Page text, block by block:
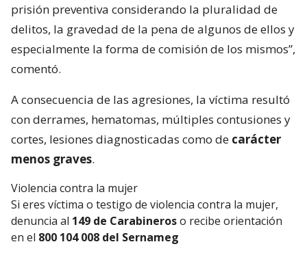
prisión preventiva considerando la pluralidad de
delitos, la gravedad de la pena de algunos de ellos y
especialmente la forma de comisión de los mismos”,
comentó.
A consecuencia de las agresiones, la víctima resultó
con derrames, hematomas, múltiples contusiones y
cortes, lesiones diagnosticadas como de carácter
menos graves.
Violencia contra la mujer
Si eres víctima o testigo de violencia contra la mujer,
denuncia al 149 de Carabineroso recibe orientación
en el 800 104 008 del Sernameg